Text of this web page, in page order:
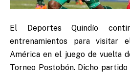
El Deportes Quindío
entrenamientos para visitar
América en el juego de vuelta
Torneo Postobón. Dicho